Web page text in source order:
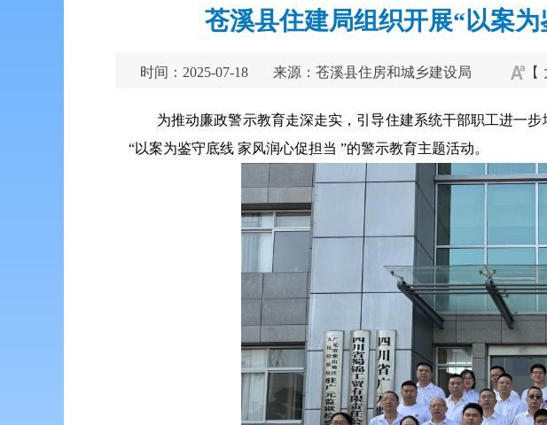
苍溪县住建局组织开展“以案
时间：2025-07-18 来源：苍溪县住房和城乡建设局 【
为推动廉政警示教育走深走实，引导住建系统干部职工进一
“以案为鉴守底线 家风润心促担当 ”的警示教育主题活动。